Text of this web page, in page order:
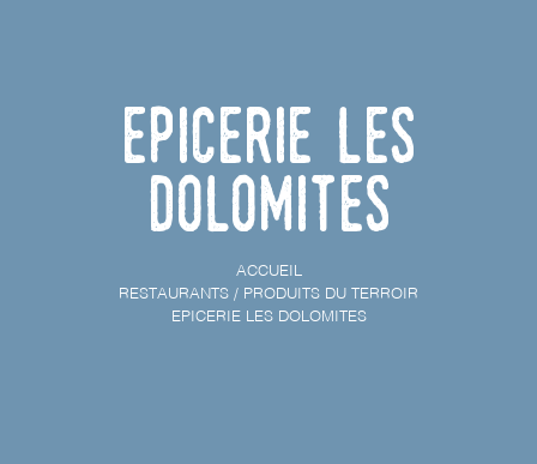
Epicerie Les
Dolomites
ACCUEIL
RESTAURANTS / PRODUITS DU TERROIR
EPICERIE LES DOLOMITES